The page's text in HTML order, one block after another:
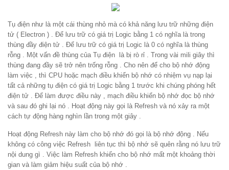
Tụ điện như là một cái thùng nhỏ mà có khả năng lưu trữ những điện
tử ( Electron ) . Để lưu trữ có giá trị Logic bằng 1 có nghĩa là trong
thùng đầy điện tử . Để lưu trữ có giá trị Logic là 0 có nghĩa là thùng
rỗng . Một vấn đề thùng của Tụ điện là bị rò rỉ . Trong vài mili giây thì
thùng đang đầy sẽ trở nên trống rỗng . Cho nên để cho bộ nhớ động
làm việc , thì CPU hoặc mạch điều khiển bộ nhớ có nhiệm vụ nạp lại
tất cả những tụ điện có giá trị Logic bằng 1 trước khi chúng phóng hết
điện tử . Để làm được điều này , mạch điều khiển bộ nhớ đọc bộ nhớ
và sau đó ghi lại nó . Hoạt động này gọi là Refresh và nó xảy ra một
cách tự động hàng nghìn lần trong một giây .
Hoạt động Refresh này làm cho bộ nhớ đó gọi là bộ nhớ động . Nếu
không có công việc Refresh liên tục thì bộ nhớ sẽ quên rằng nó lưu trữ
nội dung gì . Việc làm Refresh khiến cho bộ nhớ mất một khoảng thời
gian và làm giảm hiệu suất của bộ nhớ .